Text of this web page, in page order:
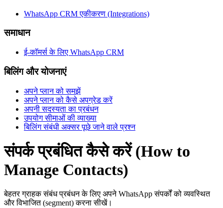
WhatsApp CRM एकीकरण (Integrations)
समाधान
ई-कॉमर्स के लिए WhatsApp CRM
बिलिंग और योजनाएं
अपने प्लान को समझें
अपने प्लान को कैसे अपग्रेड करें
अपनी सदस्यता का प्रबंधन
उपयोग सीमाओं की व्याख्या
बिलिंग संबंधी अक्सर पूछे जाने वाले प्रश्न
संपर्क प्रबंधित कैसे करें (How to
Manage Contacts)
बेहतर ग्राहक संबंध प्रबंधन के लिए अपने WhatsApp संपर्कों को व्यवस्थित
और विभाजित (segment) करना सीखें।